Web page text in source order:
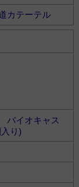
カテーテル
バイオキャス
り)